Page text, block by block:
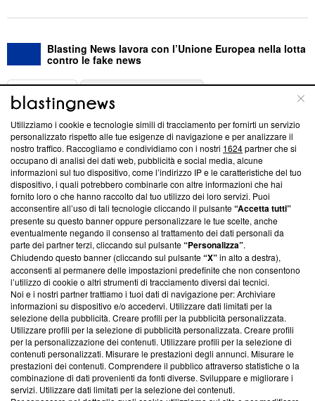
Blasting News lavora con l’Unione Europea nella lotta
contro le fake news
ABOUT
Questa sezione offre informazioni trasparenti su Blasting
News, sui nostri processi editoriali e su come ci impegniamo a
creare news di qualità. Inoltre, afferma la nostra aderenza a
‘Trust Project - News with Integrity’Blasting News non è
ancora membro del programma, ma ha richiesto di farne
parte; Trust Project non ha ancora effettuato una verifica di
conformità agli standard.
Su di noi
Team editoriale
Corporate
Redazione
Informativa Privacy
Cookie Policy
Blasting SA, IDI CHE-247.845.224, Via Carlo Frasca, 3 - 6900
Utilizziamo i cookie e tecnologie simili di tracciamento per fornirti un servizio
personalizzato rispetto alle tue esigenze di navigazione e per analizzare il
nostro traffico. Raccogliamo e condividiamo con i nostri 1624partner che si
occupano di analisi dei dati web, pubblicità e social media, alcune
informazioni sul tuo dispositivo, come l’indirizzo IP e le caratteristiche del tuo
dispositivo, i quali potrebbero combinarle con altre informazioni che hai
fornito loro o che hanno raccolto dal tuo utilizzo dei loro servizi. Puoi
acconsentire all’uso di tali tecnologie cliccando il pulsante“Accetta tutti”
presente su questo banner oppure personalizzare le tue scelte, anche
eventualmente negando il consenso al trattamento dei dati personali da
parte dei partner terzi, cliccando sul pulsante“Personalizza”.
Chiudendo questo banner (cliccando sul pulsante“X”in alto a destra),
acconsenti al permanere delle impostazioni predefinite che non consentono
l’utilizzo di cookie o altri strumenti di tracciamento diversi dai tecnici.
Noi e i nostri partner trattiamo i tuoi dati di navigazione per: Archiviare
informazioni su dispositivo e/o accedervi. Utilizzare dati limitati per la
selezione della pubblicità. Creare profili per la pubblicità personalizzata.
Utilizzare profili per la selezione di pubblicità personalizzata. Creare profili
per la personalizzazione dei contenuti. Utilizzare profili per la selezione di
contenuti personalizzati. Misurare le prestazioni degli annunci. Misurare le
prestazioni dei contenuti. Comprendere il pubblico attraverso statistiche o la
combinazione di dati provenienti da fonti diverse. Sviluppare e migliorare i
servizi. Utilizzare dati limitati per la selezione dei contenuti.